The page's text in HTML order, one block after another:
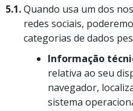
5.1.Quando usa um dos
redes sociais,
categorias de dados
Informação
relativa ao seu
navegador,
sistema